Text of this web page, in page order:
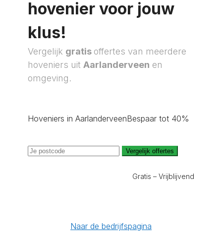
hovenier voor jouw
klus!
Vergelijk gratis offertes van meerdere
hoveniers uit Aarlanderveen en
omgeving.
Hoveniers in AarlanderveenBespaar tot 40%
Vergelijk offertes
Gratis – Vrijblijvend
Naar de bedrijfspagina